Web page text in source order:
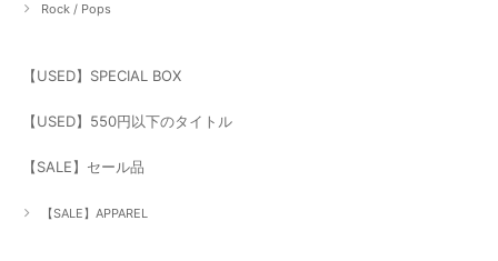
Rock / Pops
【USED】SPECIAL BOX
【USED】550円以下のタイトル
【SALE】セール品
【SALE】APPAREL